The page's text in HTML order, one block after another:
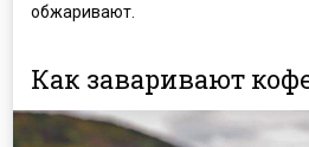
обжаривают.
Как заваривают